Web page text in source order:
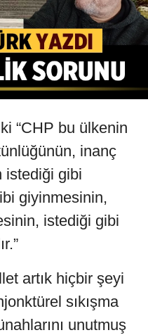
“CHP bu ülkenin
inanç
istediği gibi
giyinmesinin,
istediği gibi
artık hiçbir şeyi
sıkışma
unutmuş